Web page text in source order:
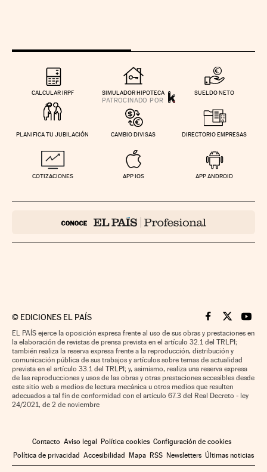
CALCULAR IRPF SIMULADOR HIPOTECA SUELDO NETO
PLANIFICA TU JUBILACIÓN CAMBIO DIVISAS DIRECTORIO EMPRESAS
COTIZACIONES APP IOS APP ANDROID
© EDICIONES EL PAÍS Cinco Días en
Cinco Días
Cinco
EL PAÍS ejerce la oposición expresa frente al uso de sus obras y prestaciones en
la elaboración de revistas de prensa prevista en el artículo 32.1 del TRLPI;
también realiza la reserva expresa frente a la reproducción, distribución y
comunicación pública de sus trabajos y artículos sobre temas de actualidad
prevista en el artículo 33.1 del TRLPI; y, asimismo, realiza una reserva expresa
de las reproducciones y usos de las obras y otras prestaciones accesibles desde
este sitio web a medios de lectura mecánica u otros medios que resulten
adecuados a tal fin de conformidad con el artículo 67.3 del Real Decreto - ley
24/2021, de 2 de noviembre
Contacto Aviso legal Política cookies Configuración de cookies
Política de privacidad Accesibilidad Mapa RSS Newsletters Últimas noticias